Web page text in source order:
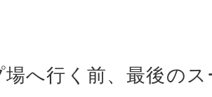
場へ行く前、最後の